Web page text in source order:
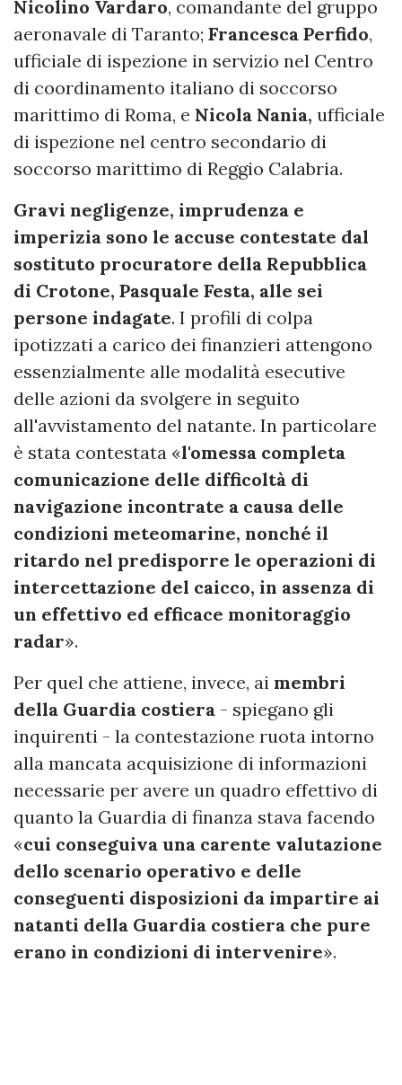
Nicolino Vardaro, comandante del gruppo
aeronavale di Taranto; Francesca Perfido,
ufficiale di ispezione in servizio nel Centro
di coordinamento italiano di soccorso
marittimo di Roma, e Nicola Nania, ufficiale
di ispezione nel centro secondario di
soccorso marittimo di Reggio Calabria.
Gravi negligenze, imprudenza e
imperizia sono le accuse contestate dal
sostituto procuratore della Repubblica
di Crotone, Pasquale Festa, alle sei
persone indagate. I profili di colpa
ipotizzati a carico dei finanzieri attengono
essenzialmente alle modalità esecutive
delle azioni da svolgere in seguito
all'avvistamento del natante. In particolare
è stata contestata «l'omessa completa
comunicazione delle difficoltà di
navigazione incontrate a causa delle
condizioni meteomarine, nonché il
ritardo nel predisporre le operazioni di
intercettazione del caicco, in assenza di
un effettivo ed efficace monitoraggio
radar».
Per quel che attiene, invece, ai membri
della Guardia costiera - spiegano gli
inquirenti - la contestazione ruota intorno
alla mancata acquisizione di informazioni
necessarie per avere un quadro effettivo di
quanto la Guardia di finanza stava facendo
«cui conseguiva una carente valutazione
dello scenario operativo e delle
conseguenti disposizioni da impartire ai
natanti della Guardia costiera che pure
erano in condizioni di intervenire».